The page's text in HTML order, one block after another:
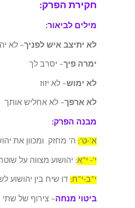
חקירת הפרק:
מילים לביאור:
לא יתיצב איש לפניך– לא
ימרה פיך– יסרב לך
לא ימוש– לא יזוז
לא ארפך– לא אחליש אותך
מבנה הפרק:
א’-ט’: ה’ מחזק ומכוון את
י’- י”א: יהושוע מצווה על
י”ב-י”ח: דו שיח בין יהושוע
ביטוי מנחה– צירוף של